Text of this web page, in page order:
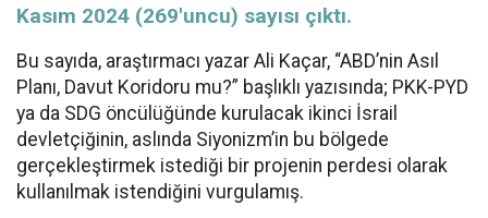
Kasım 2024 (269'uncu) sayısı çıktı.
Bu sayıda, araştırmacı yazar Ali Kaçar, “ABD’nin Asıl
Planı, Davut Koridoru mu?” başlıklı yazısında; PKK-PYD
ya da SDG öncülüğünde kurulacak ikinci İsrail
devletçiğinin, aslında Siyonizm’in bu bölgede
gerçekleştirmek istediği bir projenin perdesi olarak
kullanılmak istendiğini vurgulamış.